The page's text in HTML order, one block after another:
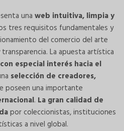
una web intuitiva, limpia y
tres requisitos fundamentales y
del comercio del arte
La apuesta artística
especial interés hacia el
selección de creadores,
poseen una importante
. La gran calidad de
por coleccionistas, instituciones
a nivel global.